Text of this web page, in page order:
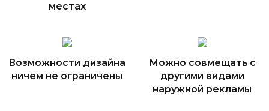
местах
Возможности дизайна
ничем не ограничены
Можно совмещать с
другими видами
наружной рекламы